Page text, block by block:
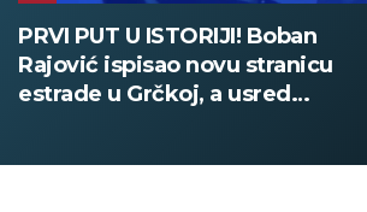
UČENICI SE SAKRILI ISPOD
KLUPA DOK JE VRŠNJAK PUCAO:
Jezivi snimci iz škole na Tajlandu